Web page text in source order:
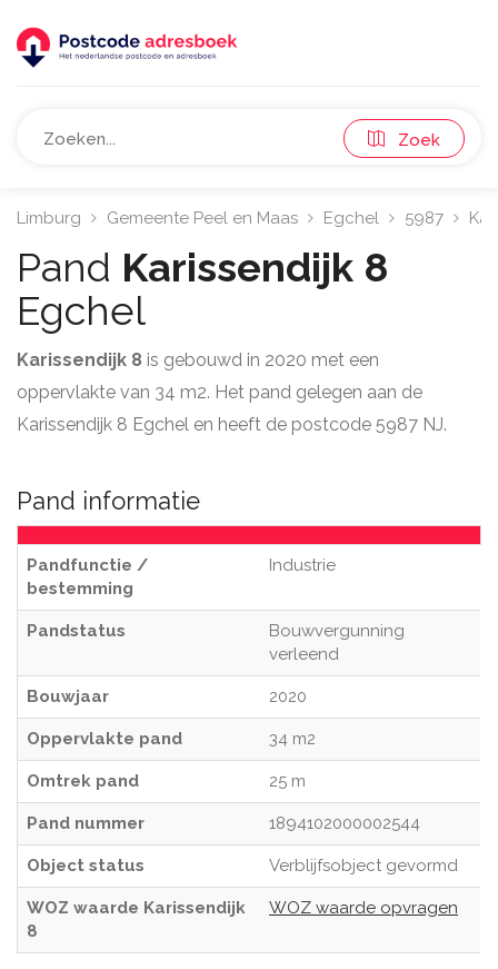
Zoek
Limburg Gemeente Peel en Maas Egchel 5987
Pand Karissendijk 8
Egchel
Karissendijk 8 is gebouwd in 2020 met een
oppervlakte van 34 m2. Het pand gelegen aan de
Karissendijk 8 Egchel en heeft de postcode 5987 NJ.
Pand informatie
Pandfunctie /
bestemming
Industrie
Pandstatus
Bouwvergunning
verleend
Bouwjaar 2020
Oppervlakte pand 34 m2
Omtrek pand 25 m
Pand nummer 1894102000002544
Object status Verblijfsobject gevormd
WOZ waarde Karissendijk
8
WOZ waarde opvragen